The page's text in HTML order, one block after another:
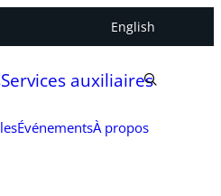
English
Services auxiliaires
ÉvénementsÀ propos